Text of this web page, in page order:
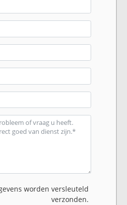
worden versleuteld
verzonden.